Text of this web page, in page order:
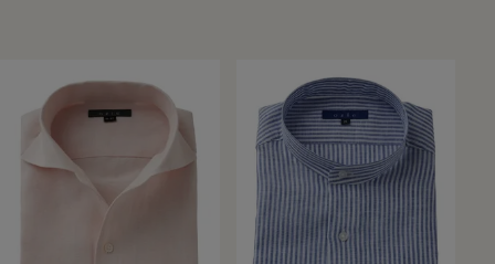
オンでオフでつかうことのできる、適度にカッ
チリしたオリジナルの麻シャツ（リネンシャツ）
です。